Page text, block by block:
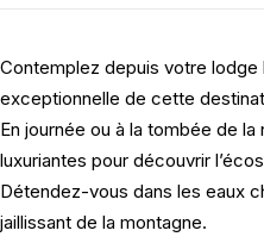
Contemplez depuis votre lodge
exceptionnelle de cette
En journée ou à la tombée de
luxuriantes pour découvrir
Détendez-vous dans les eaux
jaillissant de la montagne.